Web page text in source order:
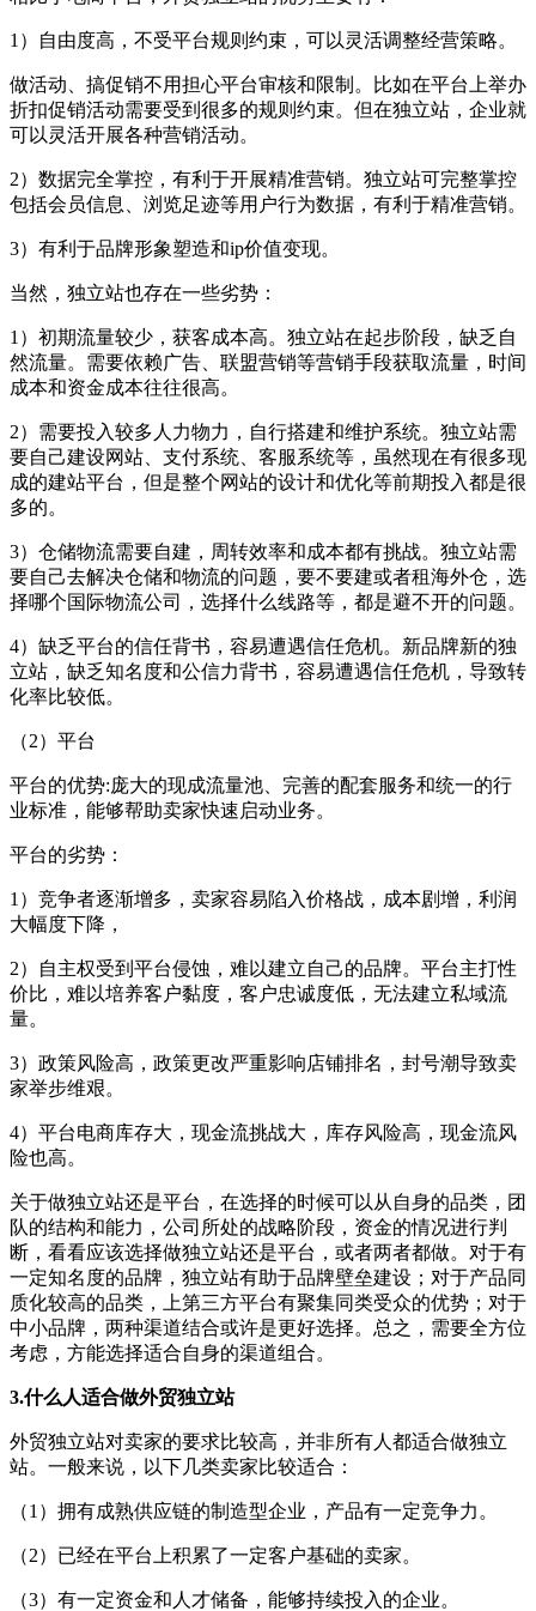
1）自由度高，不受平台规则约束，可以灵活调整经营策略。
做活动、搞促销不用担心平台审核和限制。比如在平台上举办
折扣促销活动需要受到很多的规则约束。但在独立站，企业就
可以灵活开展各种营销活动。
2）数据完全掌控，有利于开展精准营销。独立站可完整掌控
包括会员信息、浏览足迹等用户行为数据，有利于精准营销。
3）有利于品牌形象塑造和ip价值变现。
当然，独立站也存在一些劣势：
1）初期流量较少，获客成本高。独立站在起步阶段，缺乏自
然流量。需要依赖广告、联盟营销等营销手段获取流量，时间
成本和资金成本往往很高。
2）需要投入较多人力物力，自行搭建和维护系统。独立站需
要自己建设网站、支付系统、客服系统等，虽然现在有很多现
成的建站平台，但是整个网站的设计和优化等前期投入都是很
多的。
3）仓储物流需要自建，周转效率和成本都有挑战。独立站需
要自己去解决仓储和物流的问题，要不要建或者租海外仓，选
择哪个国际物流公司，选择什么线路等，都是避不开的问题。
4）缺乏平台的信任背书，容易遭遇信任危机。新品牌新的独
立站，缺乏知名度和公信力背书，容易遭遇信任危机，导致转
化率比较低。
（2）平台
平台的优势:庞大的现成流量池、完善的配套服务和统一的行
业标准，能够帮助卖家快速启动业务。
平台的劣势：
1）竞争者逐渐增多，卖家容易陷入价格战，成本剧增，利润
大幅度下降，
2）自主权受到平台侵蚀，难以建立自己的品牌。平台主打性
价比，难以培养客户黏度，客户忠诚度低，无法建立私域流
量。
3）政策风险高，政策更改严重影响店铺排名，封号潮导致卖
家举步维艰。
4）平台电商库存大，现金流挑战大，库存风险高，现金流风
险也高。
关于做独立站还是平台，在选择的时候可以从自身的品类，团
队的结构和能力，公司所处的战略阶段，资金的情况进行判
断，看看应该选择做独立站还是平台，或者两者都做。对于有
一定知名度的品牌，独立站有助于品牌壁垒建设；对于产品同
质化较高的品类，上第三方平台有聚集同类受众的优势；对于
中小品牌，两种渠道结合或许是更好选择。总之，需要全方位
考虑，方能选择适合自身的渠道组合。
3.什么人适合做外贸独立站
外贸独立站对卖家的要求比较高，并非所有人都适合做独立
站。一般来说，以下几类卖家比较适合：
（1）拥有成熟供应链的制造型企业，产品有一定竞争力。
（2）已经在平台上积累了一定客户基础的卖家。
（3）有一定资金和人才储备，能够持续投入的企业。